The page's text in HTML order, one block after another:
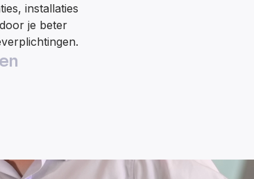
installaties
je beter